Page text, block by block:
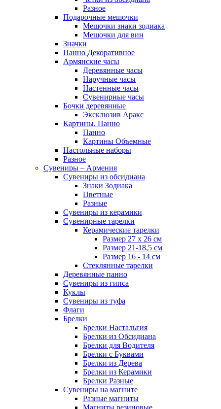
Разное
Подарочные мешочки
Мешочки знаки зодиака
Мешочки для вин
Значки
Панно Декоративное
Армянские часы
Деревянные часы
Наручные часы
Настенные часы
Сувенирные часы
Бочки деревянные
Эксклюзив Аракс
Картины. Панно
Панно
Картины Объемные
Настольные наборы
Разное
Сувениры – Армения
Сувениры из обсидиана
Знаки Зодиака
Цветные
Разные
Сувениры из керамики
Сувенирные тарелки
Керамические тарелки
Размер 27 х 26 см
Размер 21-18,5 см
Размер 16 - 14 см
Стеклянные тарелки
Деревянные панно
Сувениры из гипса
Куклы
Сувениры из туфа
Флаги
Брелки
Брелки Настальгия
Брелки из Обсидиана
Брелки для Водителя
Брелки с Буквами
Брелки из Дерева
Брелки из Керамики
Брелки Разные
Сувениры на магните
Разные магниты
Магниты резиновые